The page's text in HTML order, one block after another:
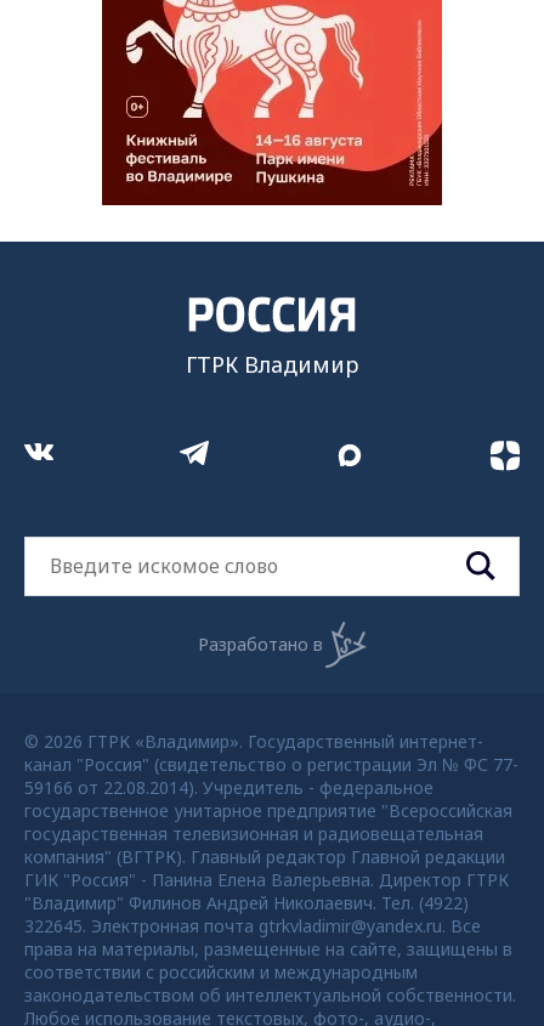
ГТРК Владимир
Разработано в
© 2026 ГТРК «Владимир». Государственный интернет-
канал "Россия" (свидетельство о регистрации Эл № ФС 77-
59166 от 22.08.2014). Учредитель - федеральное
государственное унитарное предприятие "Всероссийская
государственная телевизионная и радиовещательная
компания" (ВГТРК). Главный редактор Главной редакции
ГИК "Россия" - Панина Елена Валерьевна. Директор ГТРК
"Владимир" Филинов Андрей Николаевич. Тел. (4922)
322645. Электронная почта gtrkvladimir@yandex.ru. Все
права на материалы, размещенные на сайте, защищены в
соответствии с российским и международным
законодательством об интеллектуальной собственности.
Любое использование текстовых, фото-, аудио-,